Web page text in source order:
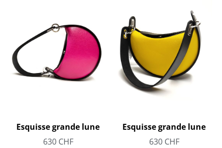
Esquisse grande lune
630 CHF
Esquisse grande lune
630 CHF